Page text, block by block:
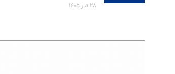
۲۸ تیر ۱۴۰۵